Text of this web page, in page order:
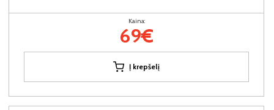
Kaina:
69€
Į krepšelį